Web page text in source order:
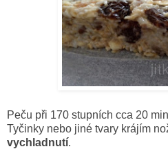
Peču při 170 stupních cca 20
Tyčinky nebo jiné tvary krájím
vychladnutí.